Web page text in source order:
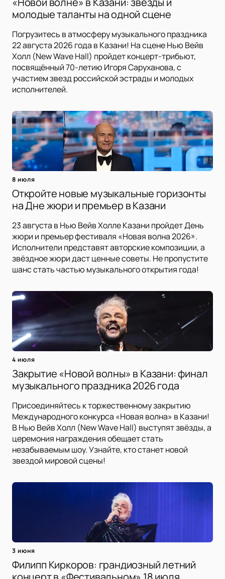
молодые таланты на одной сцене
Погрузитесь в атмосферу музыкального праздника
22 августа 2026 года в Казани! На сцене Нью Вейв
Холл (New Wave Hall) пройдет концерт-трибьют,
посвящённый 70-летию Игоря Саруханова, с
участием звезд российской эстрады и молодых
исполнителей.
8 июля
Откройте новые музыкальные горизонты
на Дне жюри и премьер в Казани
23 августа в Нью Вейв Холле Казани пройдет День
жюри и премьер фестиваля «Новая волна 2026».
Исполнители представят авторские композиции, а
звёздное жюри даст ценные советы. Не пропустите
шанс стать частью музыкального открытия года!
4 июля
Закрытие «Новой волны» в Казани: финал
музыкального праздника 2026 года
Присоединяйтесь к торжественному закрытию
Международного конкурса «Новая волна» в Казани!
В Нью Вейв Холл (New Wave Hall) выступят звёзды, а
церемония награждения обещает стать
незабываемым шоу. Узнайте, кто станет новой
звездой мировой сцены!
3 июня
Филипп Киркоров: грандиозный летний